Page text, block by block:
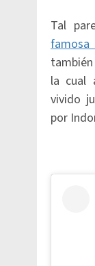
Tal
la cual
vivido
por